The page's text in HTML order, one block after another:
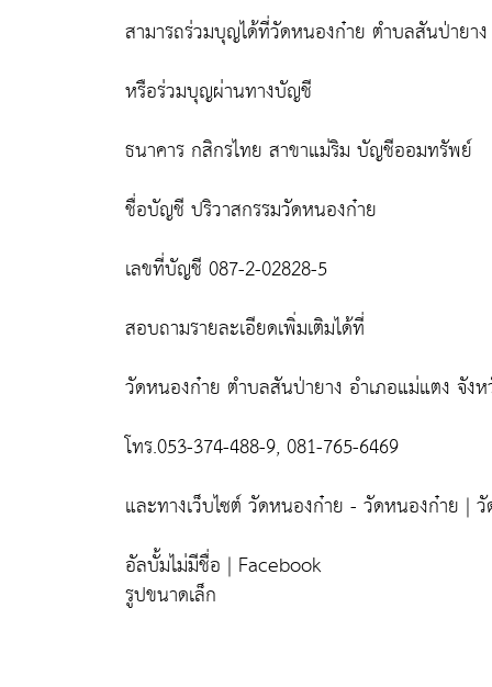
สามารถร่วมบุญได้ที่วัดหนองก๋าย ตำบลสันป่ายา
หรือร่วมบุญผ่านทางบัญชี
ธนาคาร กสิกรไทย สาขาแม่ริม บัญชีออมทรัพย์
ชื่อบัญชี ปริวาสกรรมวัดหนองก๋าย
เลขที่บัญชี 087-2-02828-5
สอบถามรายละเอียดเพิ่มเติมได้ที่
วัดหนองก๋าย ตำบลสันป่ายาง อำเภอแม่แตง จังห
โทร.053-374-488-9, 081-765-6469
และทางเว็บไซต์ วัดหนองก๋าย - วัดหนองก๋าย |
อัลบั้มไม่มีชื่อ | Facebook
รูปขนาดเล็ก